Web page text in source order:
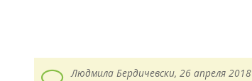
Людмила Бердичевски, 26 апреля 2018